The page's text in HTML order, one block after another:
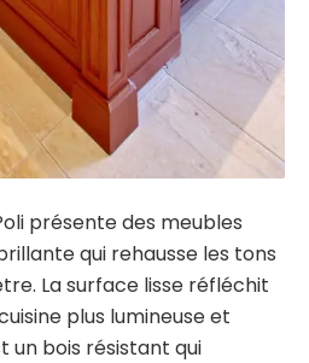
présente des meubles
qui rehausse les tons
La surface lisse réfléchit
plus lumineuse et
un bois résistant qui